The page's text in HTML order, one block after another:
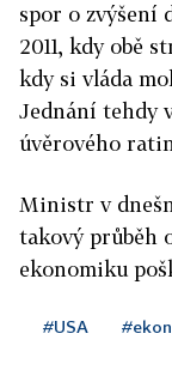
spor o zvýšení
2011, kdy obě
kdy si vláda
Jednání tehdy
úvěrového
Ministr v
takový průběh
ekonomiku
#USA